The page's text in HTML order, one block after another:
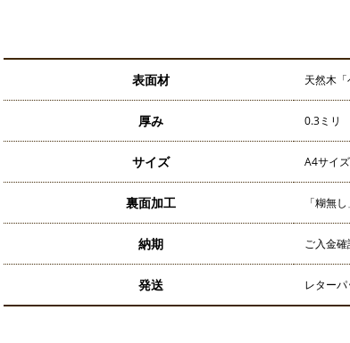
表面材 天然木
厚み 0.3ミリ
サイズ A4サイズ
裏面加工 「糊無
納期 ご入金
発送 レターパ